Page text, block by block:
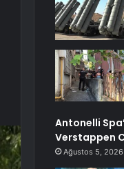
Antonelli
Verstappen
Ağustos 5, 2026